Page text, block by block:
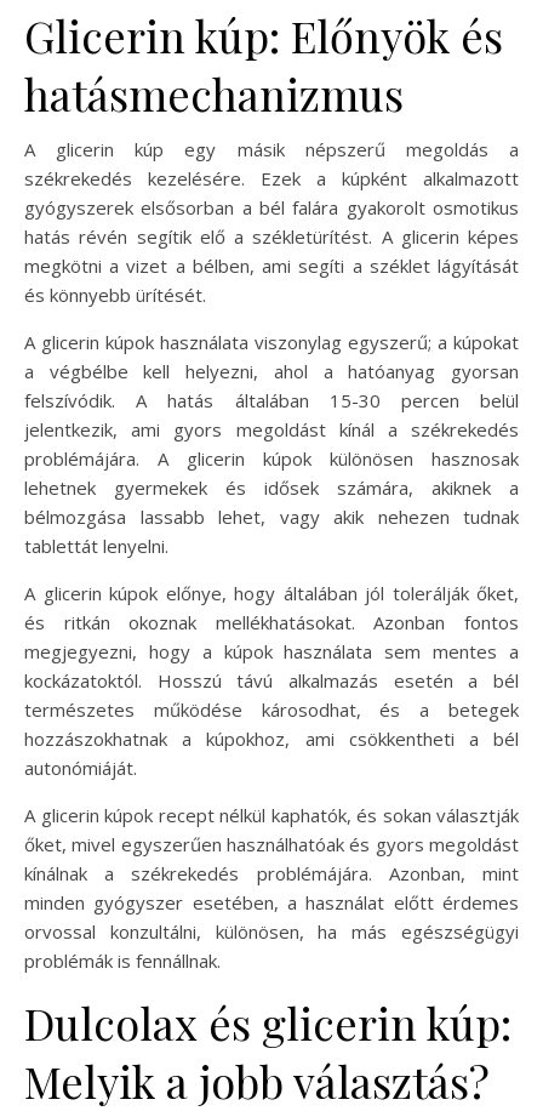
Glicerin kúp: Előnyök és
hatásmechanizmus
A glicerin kúp egy másik népszerű megoldás a
székrekedés kezelésére. Ezek a kúpként alkalmazott
gyógyszerek elsősorban a bél falára gyakorolt osmotikus
hatás révén segítik elő a székletürítést. A glicerin képes
megkötni a vizet a bélben, ami segíti a széklet lágyítását
és könnyebb ürítését.
A glicerin kúpok használata viszonylag egyszerű; a kúpokat
a végbélbe kell helyezni, ahol a hatóanyag gyorsan
felszívódik. A hatás általában 15-30 percen belül
jelentkezik, ami gyors megoldást kínál a székrekedés
problémájára. A glicerin kúpok különösen hasznosak
lehetnek gyermekek és idősek számára, akiknek a
bélmozgása lassabb lehet, vagy akik nehezen tudnak
tablettát lenyelni.
A glicerin kúpok előnye, hogy általában jól tolerálják őket,
és ritkán okoznak mellékhatásokat. Azonban fontos
megjegyezni, hogy a kúpok használata sem mentes a
kockázatoktól. Hosszú távú alkalmazás esetén a bél
természetes működése károsodhat, és a betegek
hozzászokhatnak a kúpokhoz, ami csökkentheti a bél
autonómiáját.
A glicerin kúpok recept nélkül kaphatók, és sokan választják
őket, mivel egyszerűen használhatóak és gyors megoldást
kínálnak a székrekedés problémájára. Azonban, mint
minden gyógyszer esetében, a használat előtt érdemes
orvossal konzultálni, különösen, ha más egészségügyi
problémák is fennállnak.
Dulcolax és glicerin kúp:
Melyik a jobb választás?